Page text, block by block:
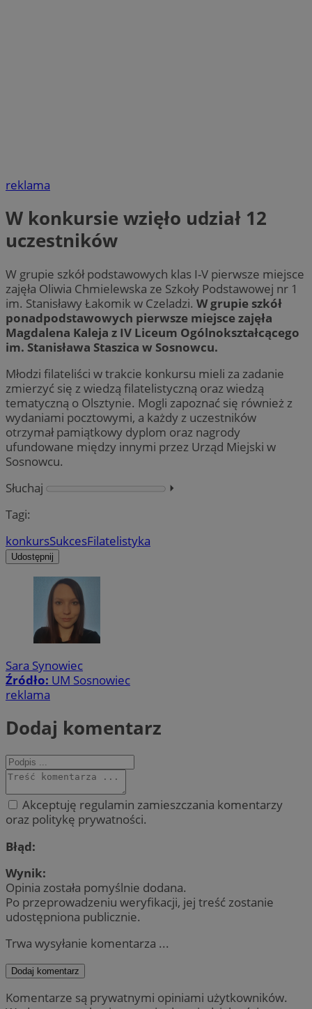
reklama
W konkursie wzięło udział 12
uczestników
W grupie szkół podstawowych klas I-V pierwsze miejsce
zajęła Oliwia Chmielewska ze Szkoły Podstawowej nr 1
im. Stanisławy Łakomik w Czeladzi. W grupie szkół
ponadpodstawowych pierwsze miejsce zajęła
Magdalena Kaleja z IV Liceum Ogólnokształcącego
im. Stanisława Staszica w Sosnowcu.
Młodzi filateliści w trakcie konkursu mieli za zadanie
zmierzyć się z wiedzą filatelistyczną oraz wiedzą
tematyczną o Olsztynie. Mogli zapoznać się również z
wydaniami pocztowymi, a każdy z uczestników
otrzymał pamiątkowy dyplom oraz nagrody
ufundowane między innymi przez Urząd Miejski w
Sosnowcu.
Słuchaj
⏵︎
Tagi:
konkursSukcesFilatelistyka
Udostępnij
Sara Synowiec
Źródło: UM Sosnowiec
reklama
Dodaj komentarz
Akceptuję regulamin zamieszczania komentarzy
oraz politykę prywatności.
Błąd:
Wynik:
Opinia została pomyślnie dodana.
Po przeprowadzeniu weryfikacji, jej treść zostanie
udostępniona publicznie.
Trwa wysyłanie komentarza ...
Dodaj komentarz
Komentarze są prywatnymi opiniami użytkowników.